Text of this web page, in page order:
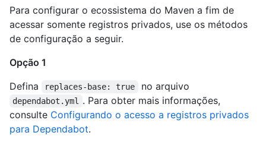
Para configurar o ecossistema do Maven a fim de
acessar somente registros privados, use os métodos
de configuração a seguir.
Opção 1
Defina
replaces-base: true no arquivo
dependabot.yml
. Para obter mais informações,
consulte Configurando o acesso a registros privados
para Dependabot.